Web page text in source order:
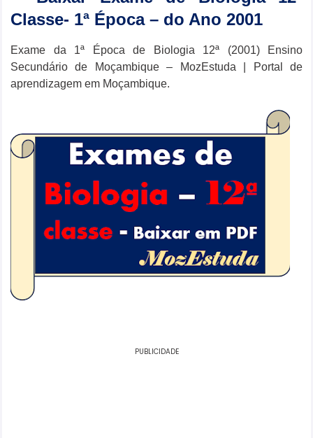
Classe- 1ª Época – do Ano 2001
Exame da 1ª Época de Biologia 12ª (2001) Ensino
Secundário de Moçambique – MozEstuda | Portal de
aprendizagem em Moçambique.
PUBLICIDADE